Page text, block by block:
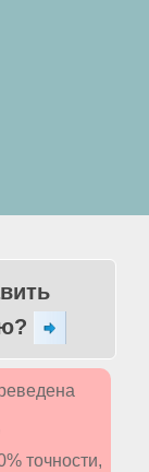
точности,